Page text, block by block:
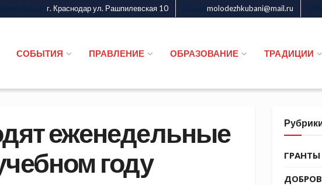
г. Краснодар ул. Рашпилевская 10 molodezhkubani@mail.ru
СОБЫТИЯ ПРАВЛЕНИЕ ОБРАЗОВАНИЕ ТРАДИЦИИ
еженедельные
году
ГРАНТЫ